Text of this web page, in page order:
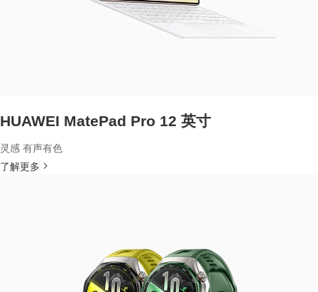
HUAWEI MatePad Pro 12 英寸
灵感 有声有色
了解更多